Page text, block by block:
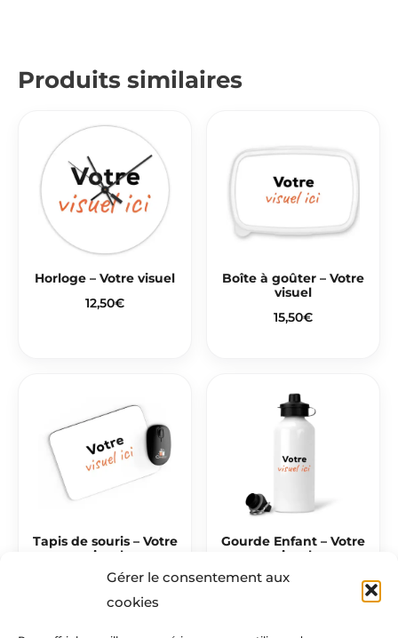
Gérer le consentement aux
cookies
Produits similaires
Horloge – Votre visuel
12,50€
Boîte à goûter – Votre
visuel
15,50€
Tapis de souris – Votre
visuel
11,50€
Gourde Enfant – Votre
visuel
15,50